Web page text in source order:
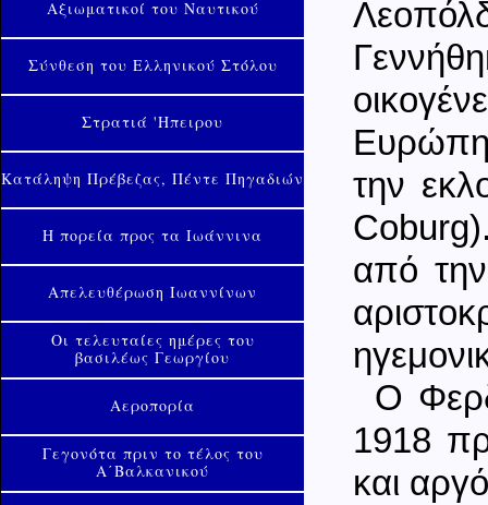
Αξιωματικοί του Ναυτικού
Σύνθεση του Ελληνικού Στόλου
Στρατιά 'Ηπειρου
Κατάληψη Πρέβεζας, Πέντε Πηγαδιών
Η πορεία προς τα Ιωάννινα
Απελευθέρωση Ιωαννίνων
Οι τελευταίες ημέρες του
βασιλέως Γεωργίου
Αεροπορία
Γεγονότα πριν το τέλος του
Α΄Βαλκανικού
την
από
Ο
1918
και